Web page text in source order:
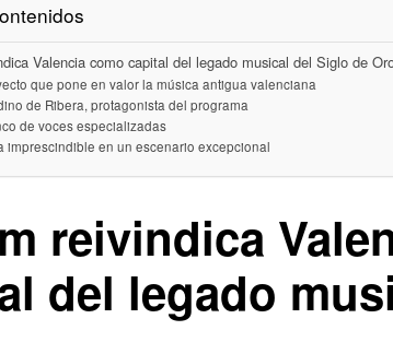
Valencia como capital del legado musical del Siglo de
que pone en valor la música antigua valenciana
de Ribera, protagonista del programa
de voces especializadas
imprescindible en un escenario excepcional
reivindica
del legado